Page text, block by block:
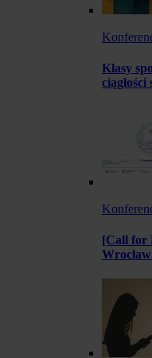
Klasy
[Call for